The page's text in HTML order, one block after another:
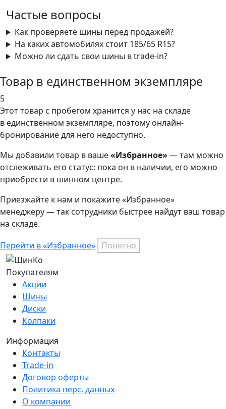
Частые вопросы
Как проверяете шины перед продажей?
На каких автомобилях стоит 185/65 R15?
Можно ли сдать свои шины в trade-in?
Товар в единственном экземпляре
5
Этот товар с пробегом хранится у нас на складе
в единственном экземпляре, поэтому онлайн-
бронирование для него недоступно.
Мы добавили товар в ваше«Избранное» — там можно
отслеживать его статус: пока он в наличии, его можно
приобрести в шинном центре.
Приезжайте к нам и покажите «Избранное»
менеджеру — так сотрудники быстрее найдут ваш товар
на складе.
Перейти в «Избранное» Понятно
Покупателям
Акции
Шины
Диски
Колпаки
Информация
Контакты
Trade-in
Договор оферты
Политика перс. данных
О компании